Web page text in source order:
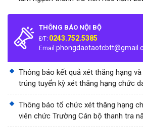
THÔNG BÁO NỘI BỘ
ĐT: 0243.752.5385
Email:
Thông báo kết quả xét thăng hạng
trúng tuyển kỳ xét thăng hạng chức
chức Trường Cán bộ thanh tra năm
Thông báo tổ chức xét thăng hạng
viên chức Trường Cán bộ thanh tra